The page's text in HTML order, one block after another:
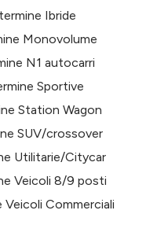
Ibride
Monovolume
N1 autocarri
Sportive
Station Wagon
SUV/crossover
Utilitarie/Citycar
Veicoli 8/9 posti
Commerciali